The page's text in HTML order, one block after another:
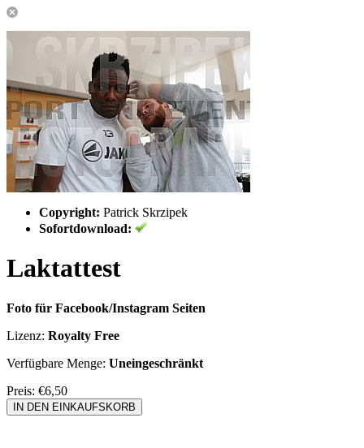
Copyright: Patrick Skrzipek
Sofortdownload:
Laktattest
Foto für Facebook/Instagram Seiten
Lizenz: Royalty Free
Verfügbare Menge: Uneingeschränkt
Preis: €6,50